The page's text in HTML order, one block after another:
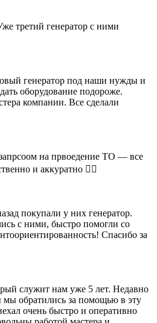
третий генератор с ними
генератор под наши нужды и
оборудование подороже.
компании. Все сделали
на првоедение ТО — все
и аккуратно 👌🏻
покупали у них генератор.
с ними, быстро помогли со
Спасибо за
служит нам уже 5 лет. Недавно
мы обратились за помощью в эту
очень быстро и оперативно